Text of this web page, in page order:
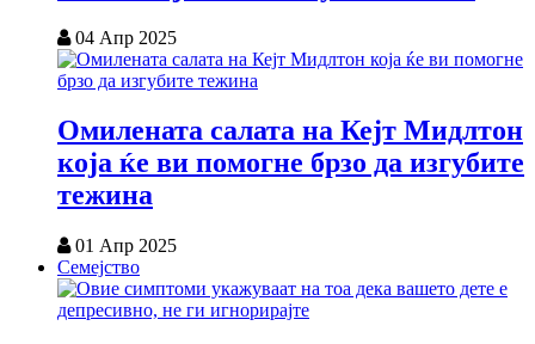
04 Апр 2025
Омилената салата на Кејт Мидлтон
која ќе ви помогне брзо да изгубите
тежина
01 Апр 2025
Семејство